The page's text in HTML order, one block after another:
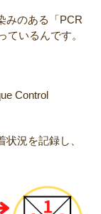
みのある「PCR
いるんです。
Control
況を記録し、